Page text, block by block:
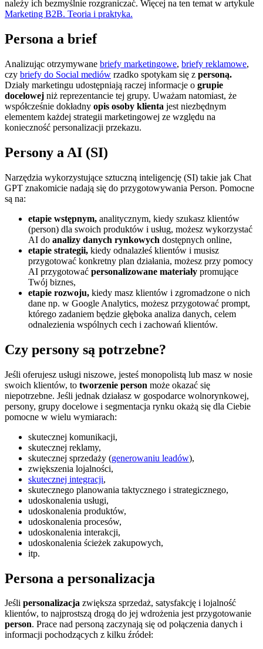
należy ich bezmyślnie rozgraniczać. Więcej na ten temat w artykule
Marketing B2B. Teoria i praktyka.
Persona a brief
Analizując otrzymywane briefy marketingowe, briefy reklamowe,
czy briefy do Social mediów rzadko spotykam się z personą.
Działy marketingu udostępniają raczej informacje o grupie
docelowej niż reprezentancie tej grupy. Uważam natomiast, że
współcześnie dokładny opis osoby klienta jest niezbędnym
elementem każdej strategii marketingowej ze względu na
konieczność personalizacji przekazu.
Persony a AI (SI)
Narzędzia wykorzystujące sztuczną inteligencję (SI) takie jak Chat
GPT znakomicie nadają się do przygotowywania Person. Pomocne
są na:
etapie wstępnym, analitycznym, kiedy szukasz klientów
(person) dla swoich produktów i usług, możesz wykorzystać
AI do analizy danych rynkowych dostępnych online,
etapie strategii, kiedy odnalazłeś klientów i musisz
przygotować konkretny plan działania, możesz przy pomocy
AI przygotować personalizowane materiały promujące
Twój biznes,
etapie rozwoju, kiedy masz klientów i zgromadzone o nich
dane np. w Google Analytics, możesz przygotować prompt,
którego zadaniem będzie głęboka analiza danych, celem
odnalezienia wspólnych cech i zachowań klientów.
Czy persony są potrzebne?
Jeśli oferujesz usługi niszowe, jesteś monopolistą lub masz w nosie
swoich klientów, to tworzenie person może okazać się
niepotrzebne. Jeśli jednak działasz w gospodarce wolnorynkowej,
persony, grupy docelowe i segmentacja rynku okażą się dla Ciebie
pomocne w wielu wymiarach:
skutecznej komunikacji,
skutecznej reklamy,
skutecznej sprzedaży (generowaniu leadów),
zwiększenia lojalności,
skutecznej integracji,
skutecznego planowania taktycznego i strategicznego,
udoskonalenia usługi,
udoskonalenia produktów,
udoskonalenia procesów,
udoskonalenia interakcji,
udoskonalenia ścieżek zakupowych,
itp.
Persona a personalizacja
Jeśli personalizacja zwiększa sprzedaż, satysfakcję i lojalność
klientów, to najprostszą drogą do jej wdrożenia jest przygotowanie
person. Prace nad personą zaczynają się od połączenia danych i
informacji pochodzących z kilku źródeł: